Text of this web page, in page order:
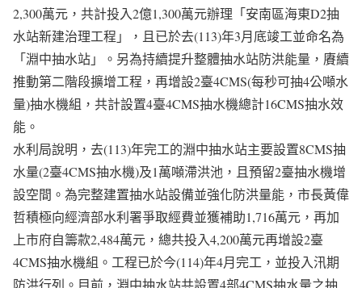
2,300萬元，共計投入2億1,300萬元辦理「安南區海東D2抽
水站新建治理工程」，且已於去(113)年3月底竣工並命名為
「淵中抽水站」。另為持續提升整體抽水站防洪能量，賡續
推動第二階段擴增工程，再增設2臺4CMS(每秒可抽4公噸水
量)抽水機組，共計設置4臺4CMS抽水機總計16CMS抽水效
能。
水利局說明，去(113)年完工的淵中抽水站主要設置8CMS抽
水量(2臺4CMS抽水機)及1萬噸滯洪池，且預留2臺抽水機增
設空間。為完整建置抽水站設備並強化防洪量能，市長黃偉
哲積極向經濟部水利署爭取經費並獲補助1,716萬元，再加
上市府自籌款2,484萬元，總共投入4,200萬元再增設2臺
4CMS抽水機組。工程已於今(114)年4月完工，並投入汛期
防洪行列。目前，淵中抽水站共設置4部4CMS抽水量之抽